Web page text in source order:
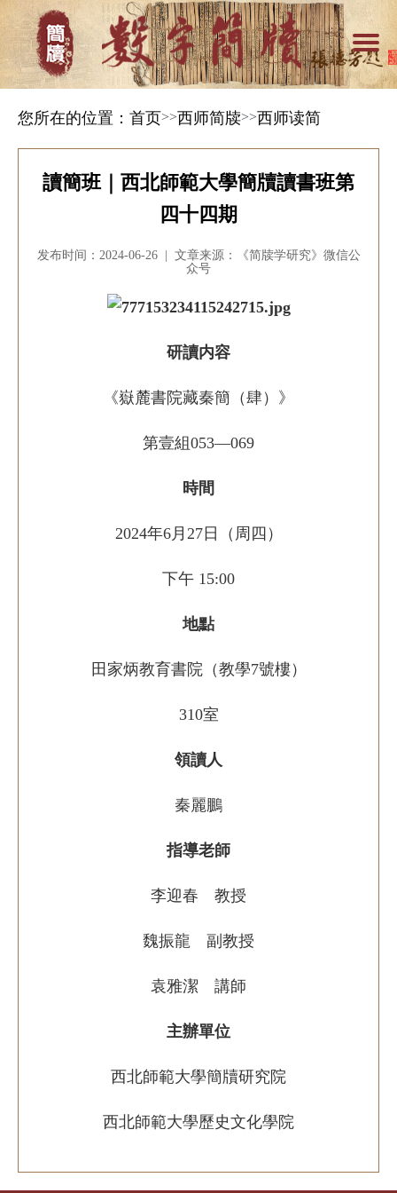
您所在的位置： 首页>>西师简牍>>西师读简
讀簡班｜西北師範大學簡牘讀書班第
四十四期
发布时间：2024-06-26 | 文章来源：《简牍学研究》微信公
众号
研讀内容
《嶽麓書院藏秦簡（肆）》
第壹組053—069
時間
2024年6月27日（周四）
下午 15:00
地點
田家炳教育書院（教學7號樓）
310室
領讀人
秦麗鵬
指導老師
李迎春 教授
魏振龍 副教授
袁雅潔 講師
主辦單位
西北師範大學簡牘研究院
西北師範大學歷史文化學院